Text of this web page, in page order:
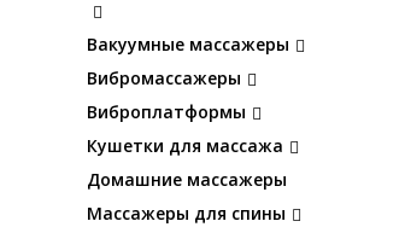
Вакуумные массажеры
Вибромассажеры
Виброплатформы
Кушетки для массажа
Домашние массажеры
Массажеры для спины